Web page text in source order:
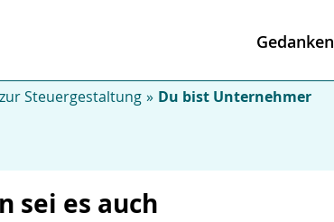
Gedanken
Steuergestaltung Du bist Unternehmer
sei es auch